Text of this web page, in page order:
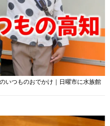
いつものおでかけ｜日曜市に水族館